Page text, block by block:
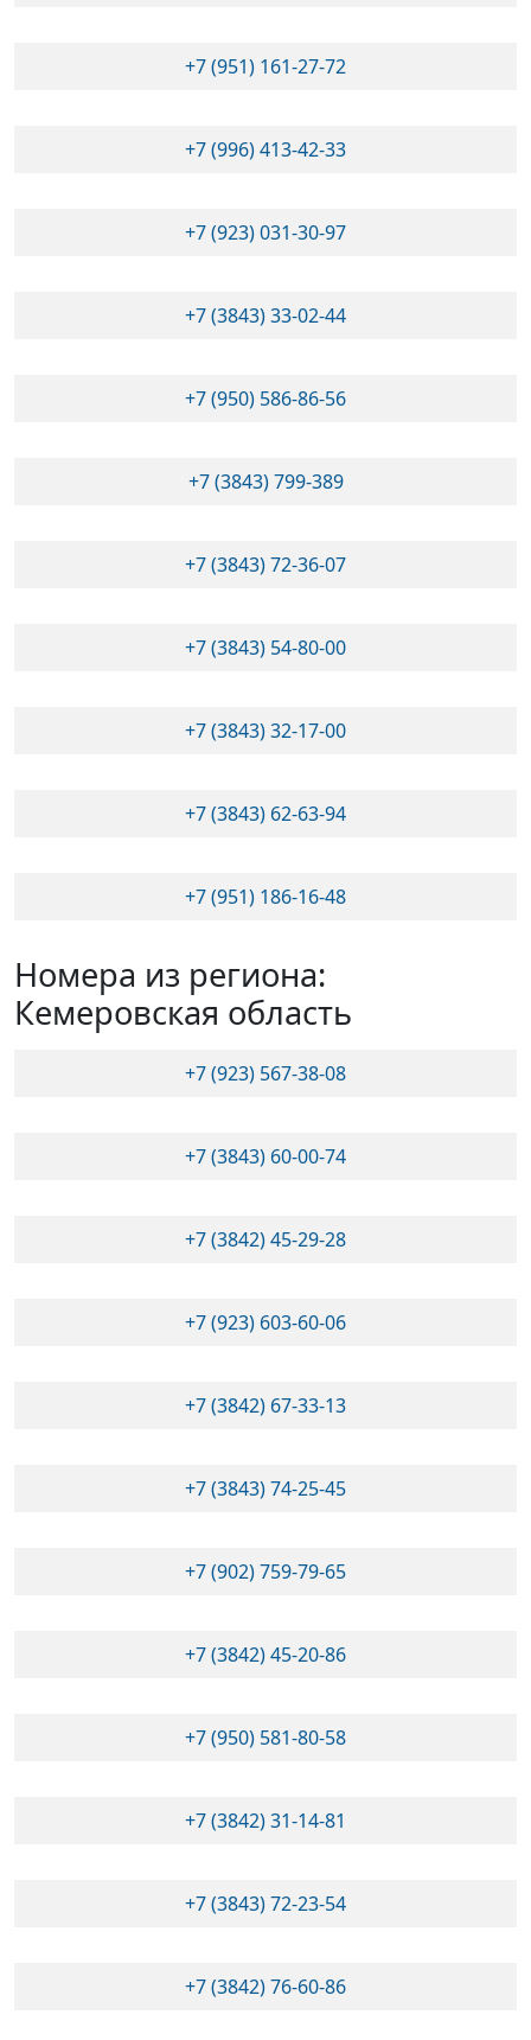
+7 (951) 161-27-72
+7 (996) 413-42-33
+7 (923) 031-30-97
+7 (3843) 33-02-44
+7 (950) 586-86-56
+7 (3843) 799-389
+7 (3843) 72-36-07
+7 (3843) 54-80-00
+7 (3843) 32-17-00
+7 (3843) 62-63-94
+7 (951) 186-16-48
Номера из региона:
Кемеровская область
+7 (923) 567-38-08
+7 (3843) 60-00-74
+7 (3842) 45-29-28
+7 (923) 603-60-06
+7 (3842) 67-33-13
+7 (3843) 74-25-45
+7 (902) 759-79-65
+7 (3842) 45-20-86
+7 (950) 581-80-58
+7 (3842) 31-14-81
+7 (3843) 72-23-54
+7 (3842) 76-60-86